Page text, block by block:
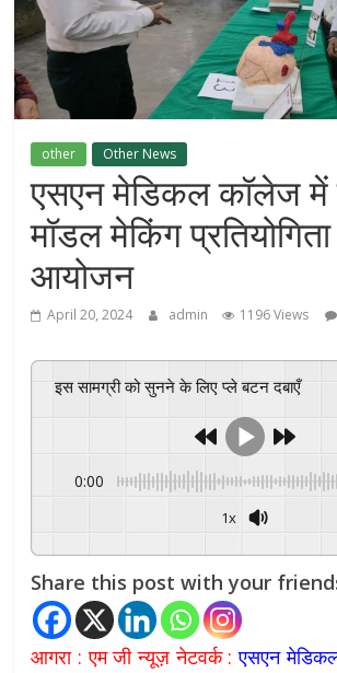
other Other News
एसएन मेडिकल कॉलेज में
मॉडल मेकिंग
आयोजन
April 20, 2024 admin 1196 Views
इस सामग्री को सुनने के लिए प्ले बटन दबाएँ
0:00
1x
Share this post with your
आगरा : एम जी न्यूज़ नेटवर्क : एसएन